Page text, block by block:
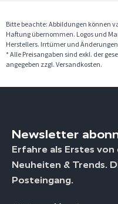
Bitte beachte: Abbildungen können
Haftung übernommen. Logos und
Herstellers. Irrtümer und
* Alle Preisangaben sind exkl. der
angegeben zzgl. Versandkosten.
Newsletter
Erfahre als Erstes
Neuheiten & Trends.
Posteingang.